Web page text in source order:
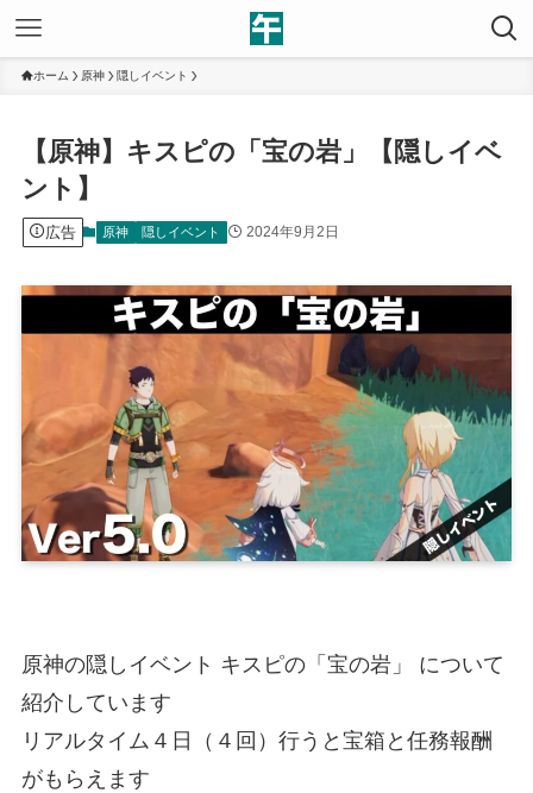
ホーム 原神 隠しイベント
【原神】キスピの「宝の岩」【隠しイベ
ント】
広告 原神 隠しイベント 2024年9月2日
原神の隠しイベント キスピの「宝の岩」 について
紹介しています
リアルタイム４日（４回）行うと宝箱と任務報酬
がもらえます